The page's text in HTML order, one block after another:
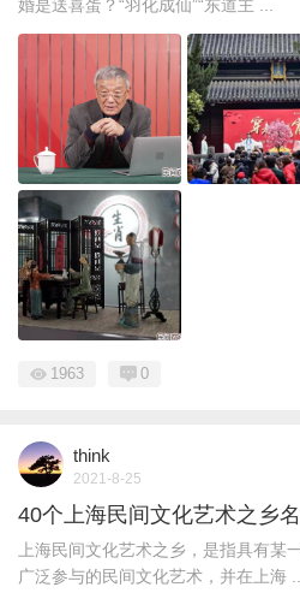
婚是送喜蛋？“羽化成仙”“东道主 ...
1963 0
think
2021-8-25
40个上海民间文化艺术之乡
上海民间文化艺术之乡，是指具有某
广泛参与的民间文化艺术，并在上海